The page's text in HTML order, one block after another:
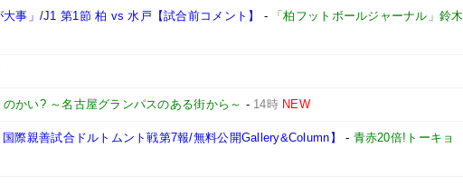
事」/J1 第1節 柏 vs 水戸【試合前コメント】 -
「柏フットボールジャーナル」鈴木
かい? ～名古屋グランパスのある街から～ - 14時 NEW
際親善試合ドルトムント戦第7報/無料公開Gallery&Column】 - 青赤20倍!トーキョ